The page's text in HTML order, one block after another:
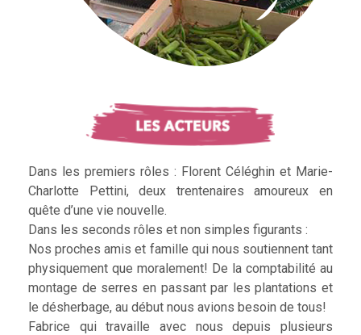
Dans les premiers rôles : Florent Céléghin et Marie-
Charlotte Pettini, deux trentenaires amoureux en
quête d’une vie nouvelle.
Dans les seconds rôles et non simples figurants :
Nos proches amis et famille qui nous soutiennent tant
physiquement que moralement! De la comptabilité au
montage de serres en passant par les plantations et
le désherbage, au début nous avions besoin de tous!
Fabrice qui travaille avec nous depuis plusieurs